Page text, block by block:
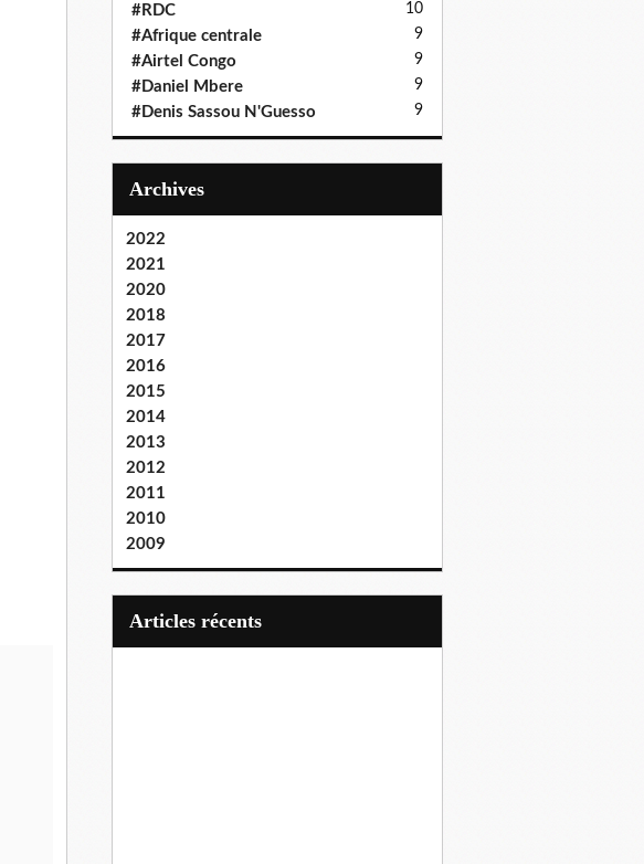
#RDC 10
#Afrique centrale 9
#Airtel Congo 9
#Daniel Mbere 9
#Denis Sassou N'Guesso 9
Archives
2022
2021
2020
2018
2017
2016
2015
2014
2013
2012
2011
2010
2009
articles récents